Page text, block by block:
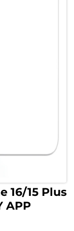
16/15 Plus
APP